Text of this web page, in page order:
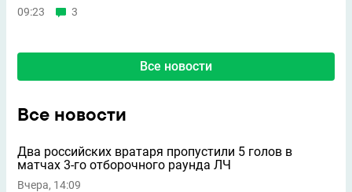
09:23 3
Все новости
Все новости
Два российских вратаря пропустили 5 голов в
матчах 3-го отборочного раунда ЛЧ
Вчера, 14:09